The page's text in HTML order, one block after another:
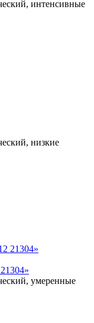
интенсивные
низкие
умеренные